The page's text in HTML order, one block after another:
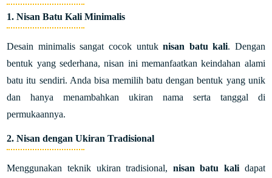
1. Nisan Batu Kali Minimalis
Desain minimalis sangat cocok untuknisan batu kali. Dengan
bentuk yang sederhana, nisan ini memanfaatkan keindahan alami
batu itu sendiri. Anda bisa memilih batu dengan bentuk yang unik
dan hanya menambahkan ukiran nama serta tanggal di
permukaannya.
2. Nisan dengan Ukiran Tradisional
Menggunakan teknik ukiran tradisional, nisan batu kali dapat